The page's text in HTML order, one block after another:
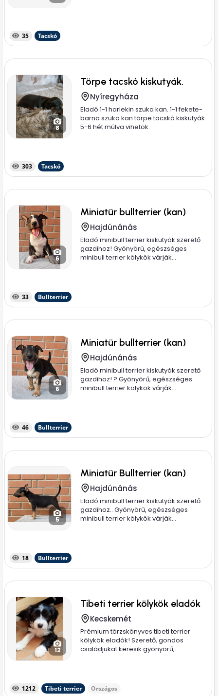
35 Tacskó
8
Törpe tacskó kiskutyák.
Nyíregyháza
Eladó 1-1 harlekin szuka kan. 1-1 fekete-
barna szuka kan törpe tacskó kiskutyák
5-6 hét múlva vihetök.
303 Tacskó
6
Miniatür bullterrier (kan)
Hajdúnánás
Eladó minibull terrier kiskutyák szerető
gazdihoz! Gyönyörű, egészséges
minibull terrier kölykök várják...
33 Bullterrier
6
Miniatür bullterrier (kan)
Hajdúnánás
Eladó minibull terrier kiskutyák szerető
gazdihoz! ? Gyönyörű, egészséges
minibull terrier kölykök várják...
46 Bullterrier
5
Miniatür Bullterrier (kan)
Hajdúnánás
Eladó minibull terrier kiskutyák szerető
gazdihoz.. Gyönyörű, egészséges
minibull terrier kölykök várják...
18 Bullterrier
12
Tibeti terrier kölykök eladók
Kecskemét
Prémium törzskönyves tibeti terrier
kölykök eladók! Szerető, gondos
családjukat keresik gyönyörű,...
1212 Tibeti terrier Országos